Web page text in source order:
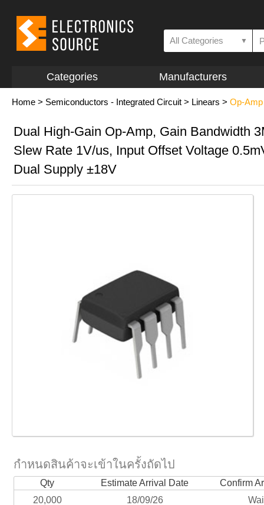
All Categories ▼
Categories Manufacturers
Home > Semiconductors - Integrated Circuit > Linears > Op-
Dual High-Gain Op-Amp, Gain Bandwidth
Slew Rate 1V/us, Input Offset Voltage
Dual Supply ±18V
กำหนดสินค้าจะเข้าในครั้งถัดไป
Qty Estimate Arrival Date
Confirm
20,000
18/09/26